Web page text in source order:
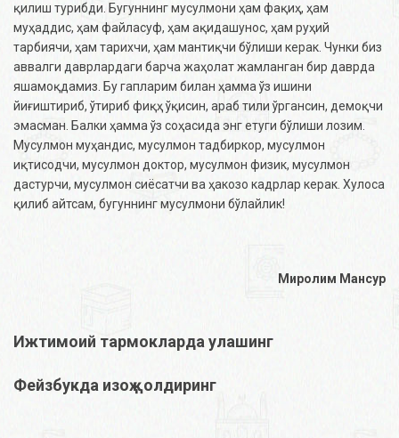
қилиш турибди. Бугуннинг мусулмони ҳам фақиҳ, ҳам
муҳаддис, ҳам файласуф, ҳам ақидашунос, ҳам руҳий
тарбиячи, ҳам тарихчи, ҳам мантиқчи бўлиши керак. Чунки биз
аввалги даврлардаги барча жаҳолат жамланган бир даврда
яшамоқдамиз. Бу гапларим билан ҳамма ўз ишини
йиғиштириб, ўтириб фиқҳ ўқисин, араб тили ўргансин, демоқчи
эмасман. Балки ҳамма ўз соҳасида энг етуги бўлиши лозим.
Мусулмон муҳандис, мусулмон тадбиркор, мусулмон
иқтисодчи, мусулмон доктор, мусулмон физик, мусулмон
дастурчи, мусулмон сиёсатчи ва ҳакозо кадрлар керак. Хулоса
қилиб айтсам, бугуннинг мусулмони бўлайлик!
Миролим Мансур
Ижтимоий тармокларда улашинг
Фейзбукда изоҳ қолдиринг